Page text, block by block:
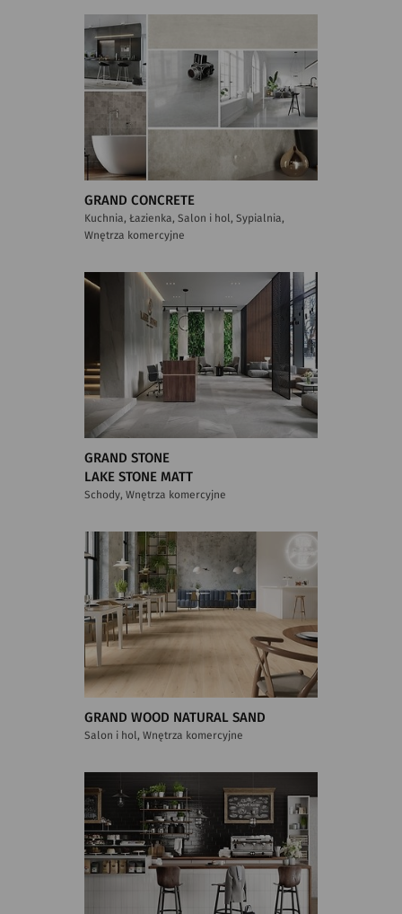
GRAND CONCRETE
Kuchnia, Łazienka, Salon i hol, Sypialnia,
Wnętrza komercyjne
GRAND STONE
LAKE STONE MATT
Schody, Wnętrza komercyjne
GRAND WOOD NATURAL SAND
Salon i hol, Wnętrza komercyjne